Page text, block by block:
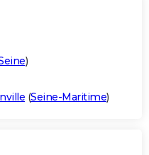
)
(Seine-Maritime)